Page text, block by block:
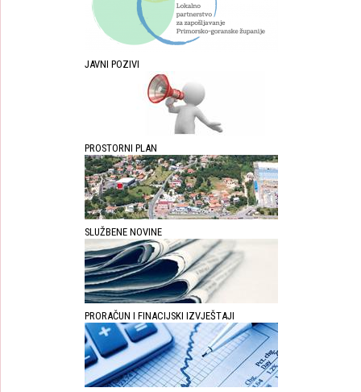
JAVNI POZIVI
PROSTORNI PLAN
SLUŽBENE NOVINE
PRORAČUN I FINACIJSKI IZVJEŠTAJI